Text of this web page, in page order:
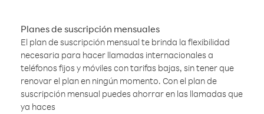
Planes de suscripción mensuales
El plan de suscripción mensual te brinda la flexibilidad
necesaria para hacer llamadas internacionales a
teléfonos fijos y móviles con tarifas bajas, sin tener que
renovar el plan en ningún momento. Con el plan de
suscripción mensual puedes ahorrar en las llamadas que
ya haces